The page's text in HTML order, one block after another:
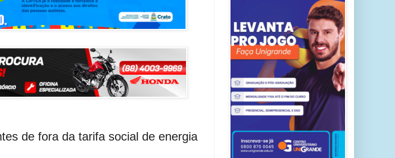
de fora da tarifa social de energia